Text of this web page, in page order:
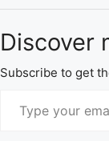
Discover
Subscribe to get